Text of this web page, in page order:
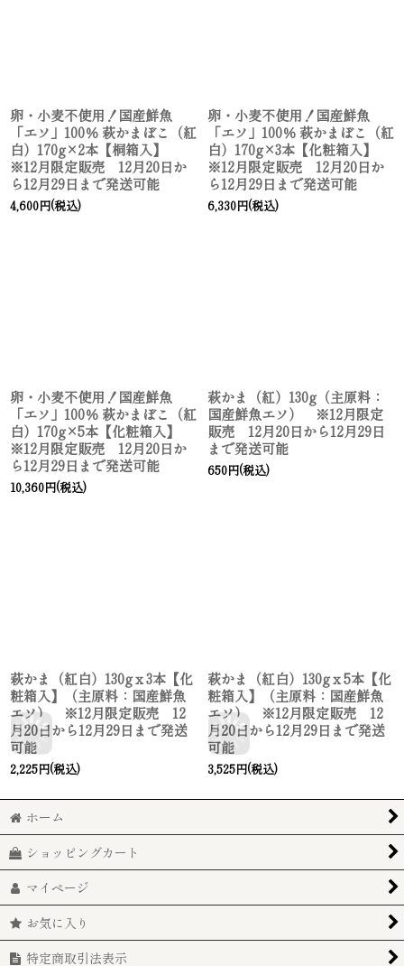
卵・小麦不使用！国産鮮魚
「エソ」100％ 萩かまぼこ（紅
白）170g×2本【桐箱入】
※12月限定販売 12月20日か
ら12月29日まで発送可能
4,600円(税込)
卵・小麦不使用！国産鮮魚
「エソ」100％ 萩かまぼこ（紅
白）170g×3本【化粧箱入】
※12月限定販売 12月20日か
ら12月29日まで発送可能
6,330円(税込)
卵・小麦不使用！国産鮮魚
「エソ」100％ 萩かまぼこ（紅
白）170g×5本【化粧箱入】
※12月限定販売 12月20日か
ら12月29日まで発送可能
10,360円(税込)
萩かま（紅）130g（主原料：
国産鮮魚エソ） ※12月限定
販売 12月20日から12月29日
まで発送可能
650円(税込)
萩かま（紅白）130gｘ3本【化
粧箱入】（主原料：国産鮮魚
エソ） ※12月限定販売 12
月20日から12月29日まで発送
可能
2,225円(税込)
萩かま（紅白）130gｘ5本【化
粧箱入】（主原料：国産鮮魚
エソ） ※12月限定販売 12
月20日から12月29日まで発送
可能
3,525円(税込)
ホーム
ショッピングカート
マイページ
お気に入り
特定商取引法表示